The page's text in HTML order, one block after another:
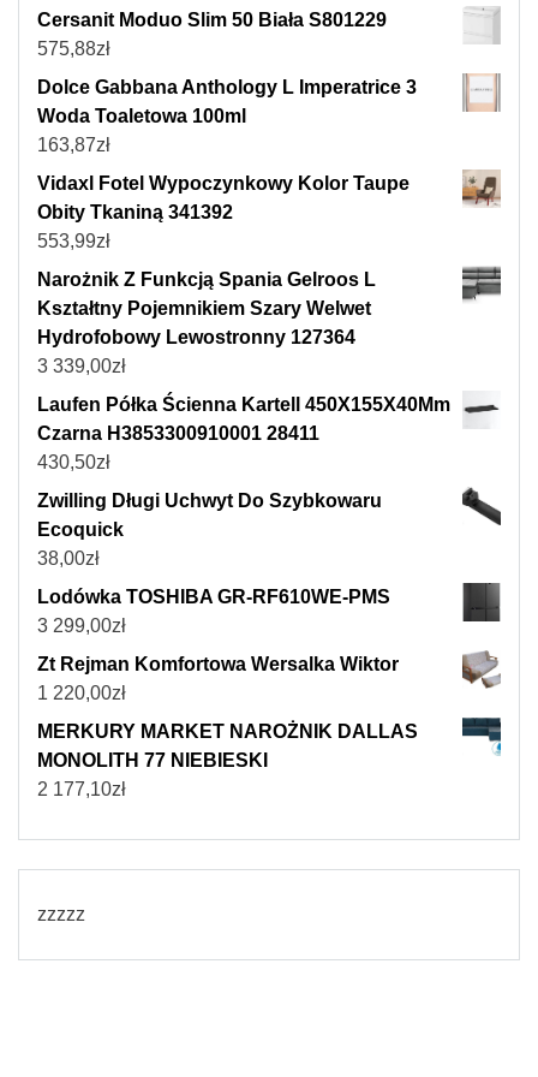
Cersanit Moduo Slim 50 Biała S801229
575,88zł
Dolce Gabbana Anthology L Imperatrice 3
Woda Toaletowa 100ml
163,87zł
Vidaxl Fotel Wypoczynkowy Kolor Taupe
Obity Tkaniną 341392
553,99zł
Narożnik Z Funkcją Spania Gelroos L
Kształtny Pojemnikiem Szary Welwet
Hydrofobowy Lewostronny 127364
3 339,00zł
Laufen Półka Ścienna Kartell 450X155X40Mm
Czarna H3853300910001 28411
430,50zł
Zwilling Długi Uchwyt Do Szybkowaru
Ecoquick
38,00zł
Lodówka TOSHIBA GR-RF610WE-PMS
3 299,00zł
Zt Rejman Komfortowa Wersalka Wiktor
1 220,00zł
MERKURY MARKET NAROŻNIK DALLAS
MONOLITH 77 NIEBIESKI
2 177,10zł
zzzzz